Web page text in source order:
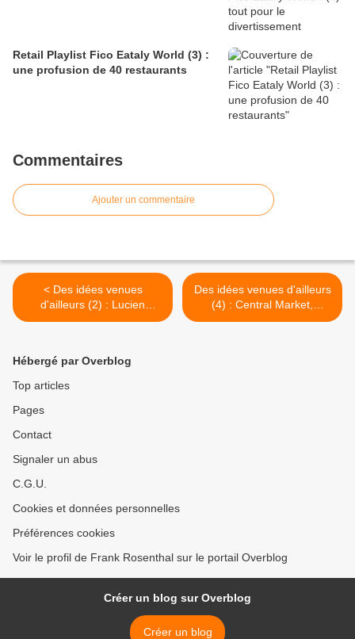
Retail Playlist Fico Eataly World (3) :
une profusion de 40 restaurants
Commentaires
Ajouter un commentaire
< Des idées venues
d'ailleurs (2) : Lucien
Schweitzer, Luxembourg :
Des idées venues d'ailleurs
(4) : Central Market,
Houston, Texas : champion
Hébergé par Overblog
Top articles
Pages
Contact
Signaler un abus
C.G.U.
Cookies et données personnelles
Préférences cookies
Voir le profil de Frank Rosenthal sur le portail Overblog
Créer un blog sur Overblog
Créer un blog